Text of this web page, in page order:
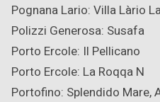
Pognana Lario: Villa Làrio
Polizzi Generosa: Susafa
Porto Ercole: Il Pellicano
Porto Ercole: La Roqqa N
Portofino: Splendido Mare,